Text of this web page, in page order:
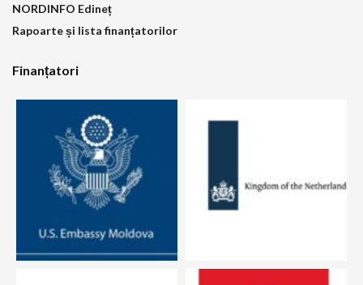
NORDINFO Edineț
Rapoarte și lista finanțatorilor
Finanțatori